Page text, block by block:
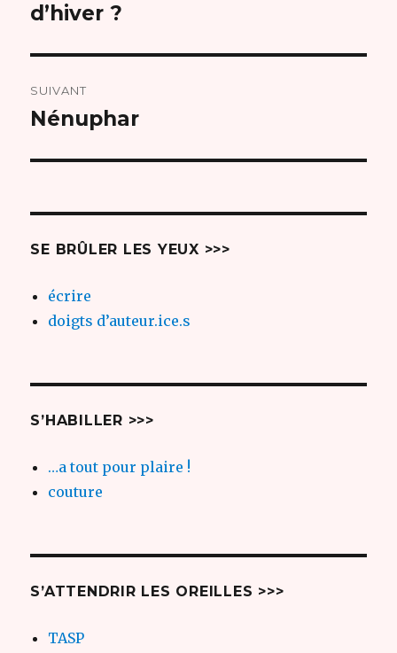
d’hiver ?
SUIVANT
Article
Nénuphar
SE BRÛLER LES YEUX >>>
écrire
doigts d’auteur.ice.s
S’HABILLER >>>
…a tout pour plaire !
couture
S’ATTENDRIR LES OREILLES >>>
TASP